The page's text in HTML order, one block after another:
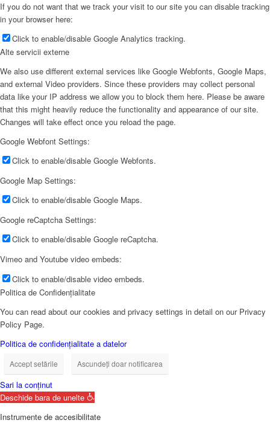
If you do not want that we track your visit to our site you can disable tracking
in your browser here:
Click to enable/disable Google Analytics tracking.
Alte servicii externe
We also use different external services like Google Webfonts, Google Maps,
and external Video providers. Since these providers may collect personal
data like your IP address we allow you to block them here. Please be aware
that this might heavily reduce the functionality and appearance of our site.
Changes will take effect once you reload the page.
Google Webfont Settings:
Click to enable/disable Google Webfonts.
Google Map Settings:
Click to enable/disable Google Maps.
Google reCaptcha Settings:
Click to enable/disable Google reCaptcha.
Vimeo and Youtube video embeds:
Click to enable/disable video embeds.
Politica de Confidențialitate
You can read about our cookies and privacy settings in detail on our Privacy
Policy Page.
Politica de confidențialitate a datelor
Accept setările Ascundeți doar notificarea
Sari la conținut
Deschide bara de unelte
Instrumente de accesibilitate